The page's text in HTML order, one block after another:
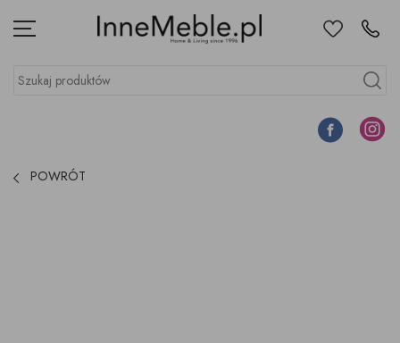
Menu UlubioneKontakt
Szukaj produktów
Szukaj
Facebook
POWRÓT